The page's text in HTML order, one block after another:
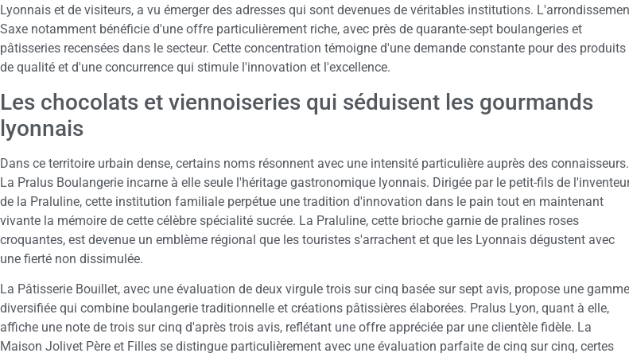
Lyonnais et de visiteurs, a vu émerger des adresses qui sont devenues de véritables institutions.
Saxe notamment bénéficie d'une offre particulièrement riche, avec près de quarante-sept boulangeries et
pâtisseries recensées dans le secteur. Cette concentration témoigne d'une demande constante pour des produits
de qualité et d'une concurrence qui stimule l'innovation et l'excellence.
Les chocolats et viennoiseries qui séduisent les gourmands
lyonnais
Dans ce territoire urbain dense, certains noms résonnent avec une intensité particulière auprès des connaisseurs.
La Pralus Boulangerie incarne à elle seule l'héritage gastronomique lyonnais. Dirigée par le petit-fils de
de la Praluline, cette institution familiale perpétue une tradition d'innovation dans le pain tout en maintenant
vivante la mémoire de cette célèbre spécialité sucrée. La Praluline, cette brioche garnie de pralines roses
croquantes, est devenue un emblème régional que les touristes s'arrachent et que les Lyonnais dégustent avec
une fierté non dissimulée.
La Pâtisserie Bouillet, avec une évaluation de deux virgule trois sur cinq basée sur sept avis, propose une gamme
diversifiée qui combine boulangerie traditionnelle et créations pâtissières élaborées. Pralus Lyon, quant à elle,
affiche une note de trois sur cinq d'après trois avis, reflétant une offre appréciée par une clientèle fidèle. La
Maison Jolivet Père et Filles se distingue particulièrement avec une évaluation parfaite de cinq sur cinq, certes